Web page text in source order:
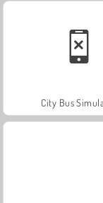
City Bus